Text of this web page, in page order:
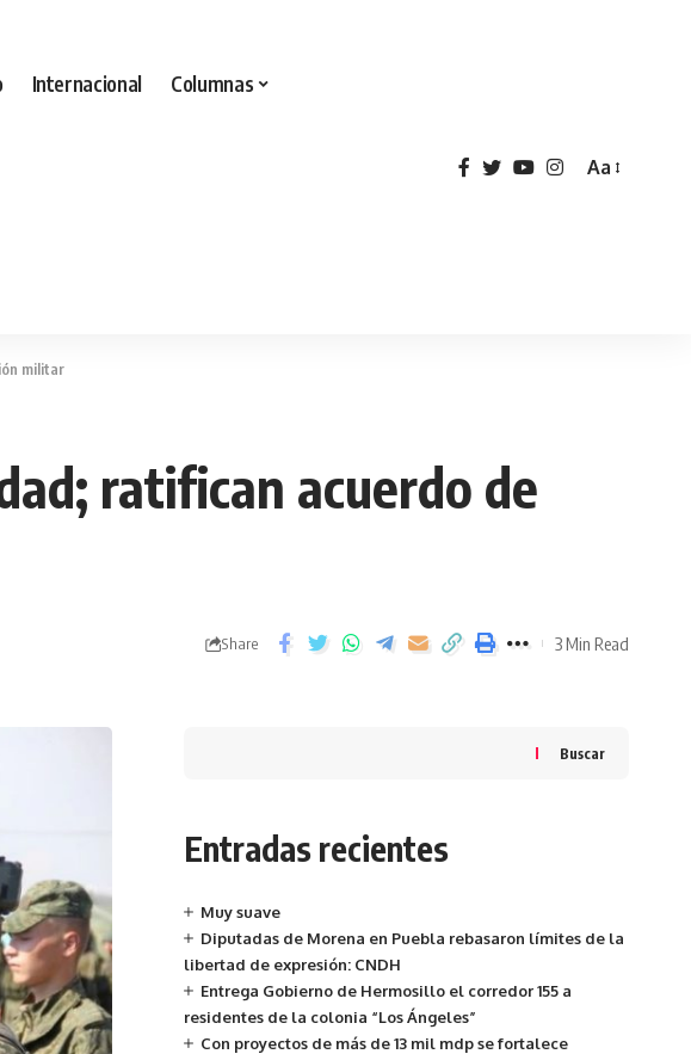
Internacional Columnas
Aa
militar
ratifican acuerdo de
Share 3 Min Read
Buscar
Entradas recientes
Muy suave
Diputadas de Morena en Puebla rebasaron límites de la
libertad de expresión: CNDH
Entrega Gobierno de Hermosillo el corredor 155 a
residentes de la colonia “Los Ángeles”
Con proyectos de más de 13 mil mdp se fortalece